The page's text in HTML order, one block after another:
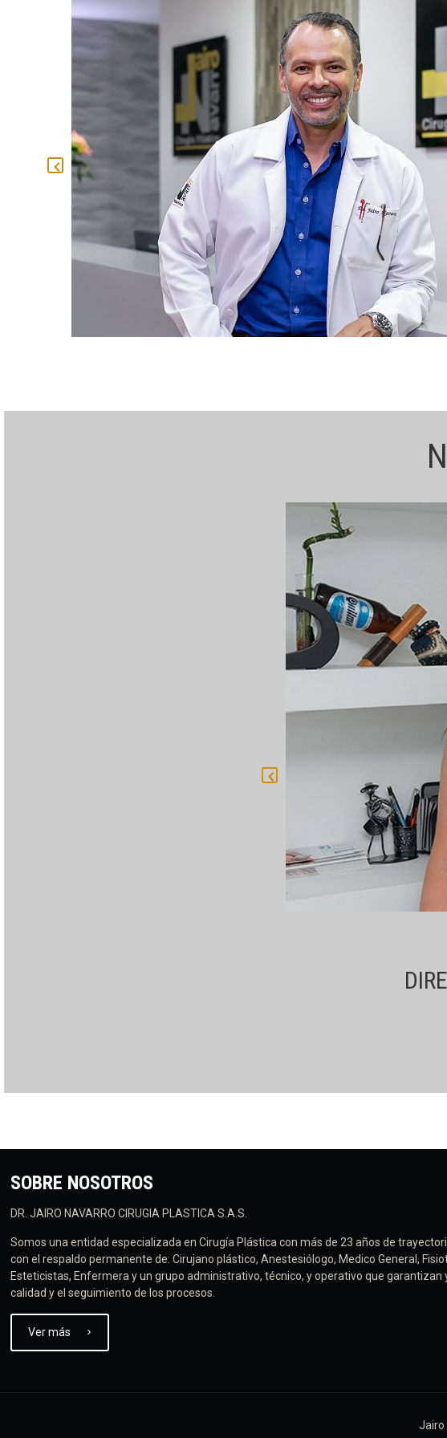
SOBRE NOSOTROS
DR. JAIRO NAVARRO CIRUGIA PLASTICA S.A.S.
Somos una entidad especializada en Cirugía Plástica con más de 23 años de
con el respaldo permanente de: Cirujano plástico, Anestesiólogo, Medico General,
Esteticistas, Enfermera y un grupo administrativo, técnico, y operativo que garantizan
calidad y el seguimiento de los procesos.
Ver más
Jairo